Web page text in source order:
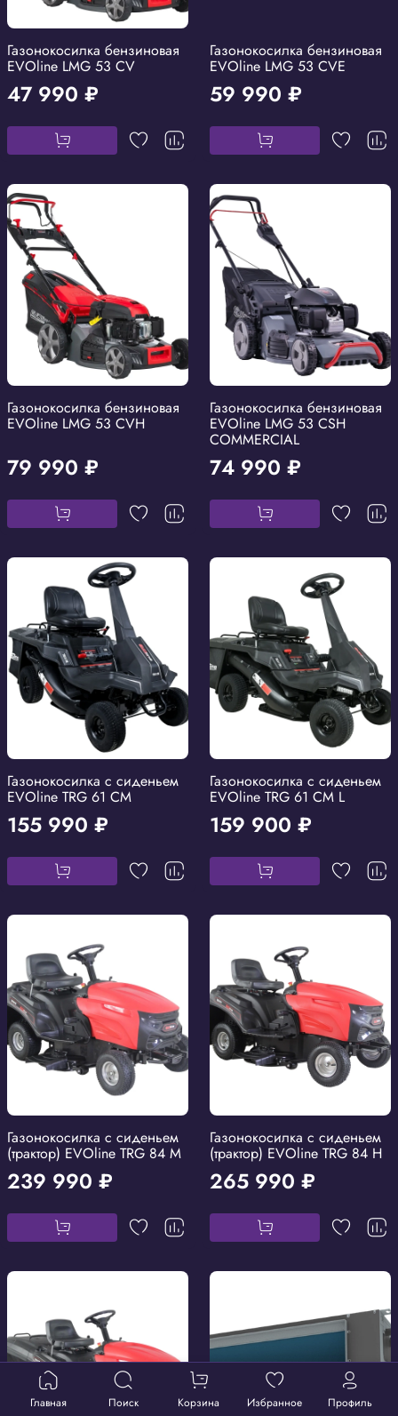
Газонокосилка бензиновая
EVOline LMG 53 CV
47 990 ₽
Газонокосилка бензиновая
EVOline LMG 53 CVE
59 990 ₽
Газонокосилка бензиновая
EVOline LMG 53 CVH
79 990 ₽
Газонокосилка бензиновая
EVOline LMG 53 CSH
COMMERCIAL
74 990 ₽
Газонокосилка с сиденьем
EVOline TRG 61 CM
155 990 ₽
Газонокосилка с сиденьем
EVOline TRG 61 CM L
159 900 ₽
Газонокосилка с сиденьем
(трактор) EVOline TRG 84 M
239 990 ₽
Газонокосилка с сиденьем
(трактор) EVOline TRG 84 H
265 990 ₽
Главная Поиск Корзина Избранное Профиль